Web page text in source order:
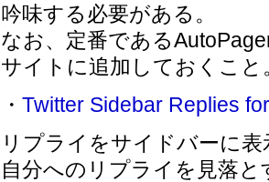
吟味する必要がある。
なお、定番である
サイトに追加しておくこと
・ Twitter Sidebar Replies
リプライをサイドバーに
自分へのリプライを見落